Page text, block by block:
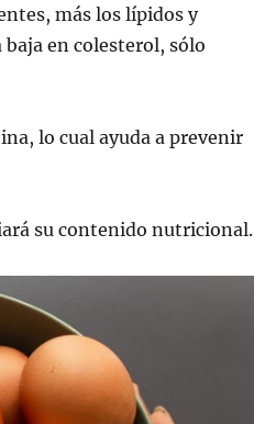
más los lípidos y
en colesterol, sólo
lo cual ayuda a prevenir
su contenido nutricional.